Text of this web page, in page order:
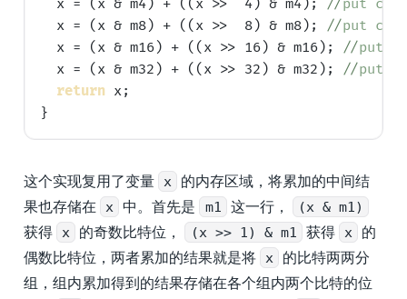
  x = (x & m4) + ((x >>  4) & m4);
//put
  x = (x & m8) + ((x >>  8) & m8);
//put
  x = (x & m16) + ((x >> 16) & m16);
//put
  x = (x & m32) + ((x >> 32) & m32);
//put
return x;
这个实现复用了变量 x
的内存区域，将累加的中间结
果也存储在
x 中。首先是 m1 这一行， (x & m1)
获得 x 的奇数比特位， (x >> 1) & m1 获得 x
的
偶数比特位，两者累加的结果就是将 x
的比特两两分
组，组内累加得到的结果存储在各个组内两个比特的位